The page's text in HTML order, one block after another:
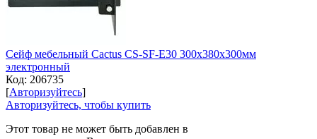
Сейф мебельный Cactus CS-SF-E30 300x380x300мм
электронный
Код: 206735
[Авторизуйтесь]
Авторизуйтесь, чтобы купить
Этот товар не может быть добавлен в